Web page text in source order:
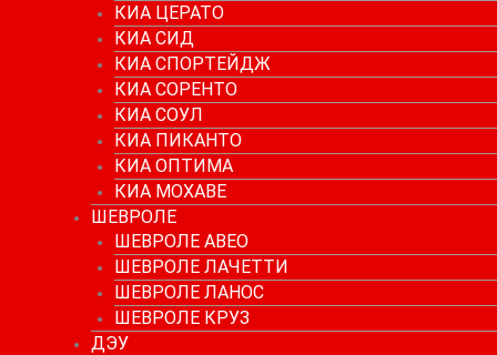
КИА ЦЕРАТО
КИА СИД
КИА СПОРТЕЙДЖ
КИА СОРЕНТО
КИА СОУЛ
КИА ПИКАНТО
КИА ОПТИМА
КИА МОХАВЕ
ШЕВРОЛЕ
ШЕВРОЛЕ АВЕО
ШЕВРОЛЕ ЛАЧЕТТИ
ШЕВРОЛЕ ЛАНОС
ШЕВРОЛЕ КРУЗ
ДЭУ